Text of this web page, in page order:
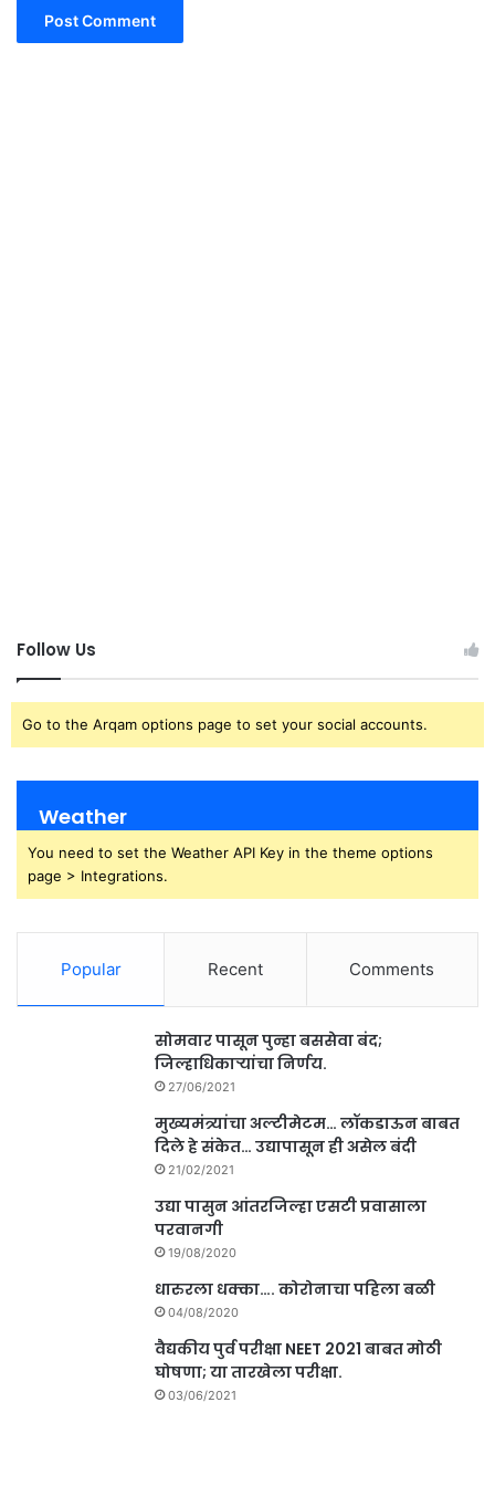
Follow Us
Go to the Arqam options page to set your social accounts.
Weather
You need to set the Weather API Key in the theme options
page > Integrations.
Popular Recent Comments
सोमवार पासून पुन्हा बससेवा बंद;
जिल्हाधिकाऱ्यांचा निर्णय.
27/06/2021
मुख्यमंत्र्यांचा अल्टीमेटम… लॉकडाऊन बाबत
दिले हे संकेत… उद्यापासून ही असेल बंदी
21/02/2021
उद्या पासुन आंतरजिल्हा एसटी प्रवासाला
परवानगी
19/08/2020
धारुरला धक्का…. कोरोनाचा पहिला बळी
04/08/2020
वैद्यकीय पुर्व परीक्षा NEET 2021 बाबत मोठी
घोषणा; या तारखेला परीक्षा.
03/06/2021